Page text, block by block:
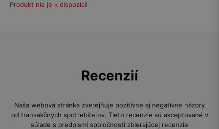
Produkt nie je k dispozícii
Recenzií
Naša webová stránka zverejňuje pozitívne aj negatívne názory
od transakčných spotrebiteľov. Tieto recenzie sú akceptované v
súlade s predpismi spoločnosti zbierajúcej recenzie